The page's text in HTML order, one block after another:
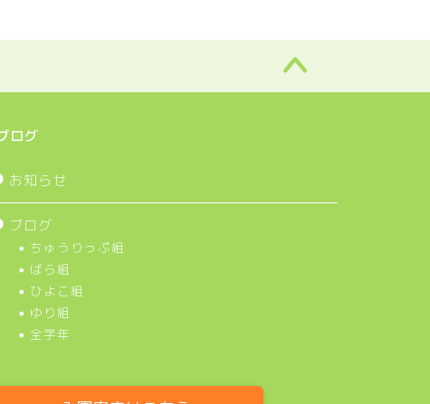
ログ
お知らせ
ブログ
ちゅうりっぷ組
ばら組
ひよこ組
ゆり組
全学年